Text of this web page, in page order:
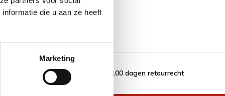
die u aan ze heeft
Marketing
100 dagen retourrecht